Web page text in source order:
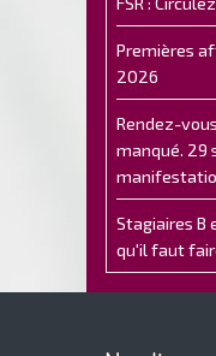
Premières
2026
Rendez-
manqué. 29
Stagiaires B
qu'il faut